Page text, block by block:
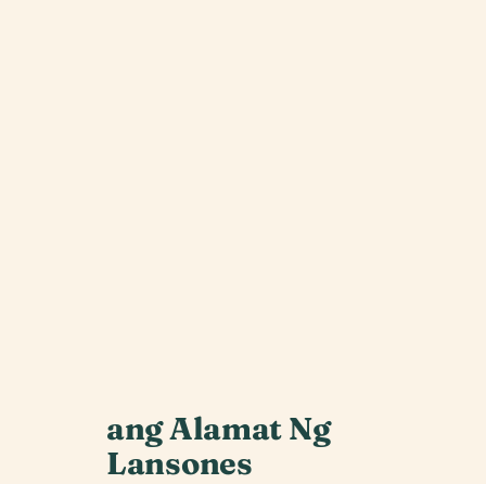
ang Alamat Ng
Lansones